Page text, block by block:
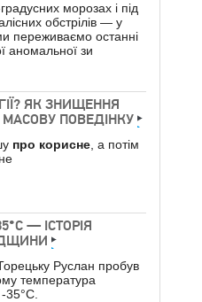
морозах і під
обстрілів — у
переживаємо останні
аномальної зи
ЯК ЗНИЩЕННЯ
ПОВЕДІНКУ
про корисне , а потім
— ІСТОРІЯ
Руслан пробув
температура
35°C.